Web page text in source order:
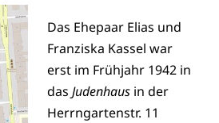
Das Ehepaar Elias und
Franziska Kassel war
erst im Frühjahr 1942 in
dasJudenhaus in der
Herrngartenstr. 11